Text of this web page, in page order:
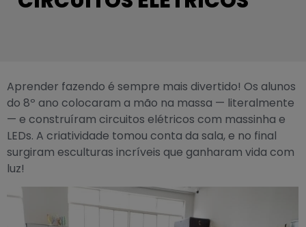
Aprender fazendo é sempre mais divertido! Os alunos
do 8º ano colocaram a mão na massa — literalmente
— e construíram circuitos elétricos com massinha e
LEDs. A criatividade tomou conta da sala, e no final
surgiram esculturas incríveis que ganharam vida com
luz!